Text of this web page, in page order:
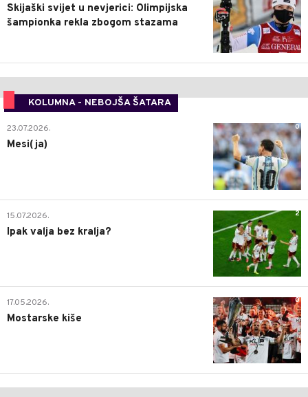
Skijaški svijet u nevjerici: Olimpijska
šampionka rekla zbogom stazama
KOLUMNA - NEBOJŠA ŠATARA
0
23.07.2026.
Mesi(ja)
2
15.07.2026.
Ipak valja bez kralja?
0
17.05.2026.
Mostarske kiše